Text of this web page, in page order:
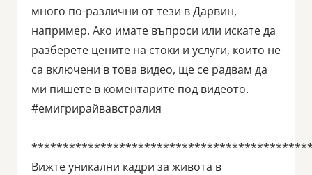
много по-различни от тези в Дарвин,
например. Ако имате въпроси или искате да
разберете цените на стоки и услуги, които не
са включени в това видео, ще се радвам да
ми пишете в коментарите под видеото.
#емигрирайвавстралия
Вижте уникални кадри за живота в